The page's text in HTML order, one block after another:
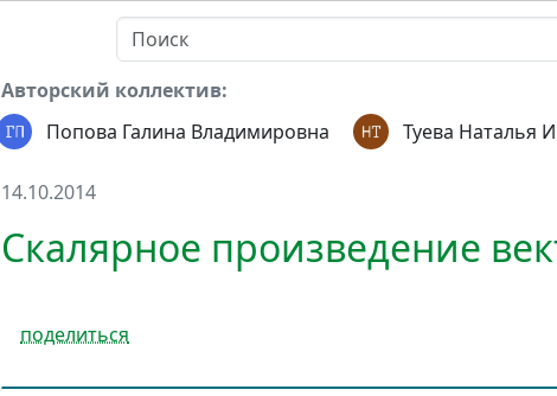
Авторский коллектив:
Попова Галина Владимировна
Туева Наталья
14.10.2014
Скалярное произведение
поделиться